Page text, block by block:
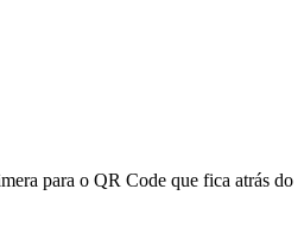
para o QR Code que fica atrás do